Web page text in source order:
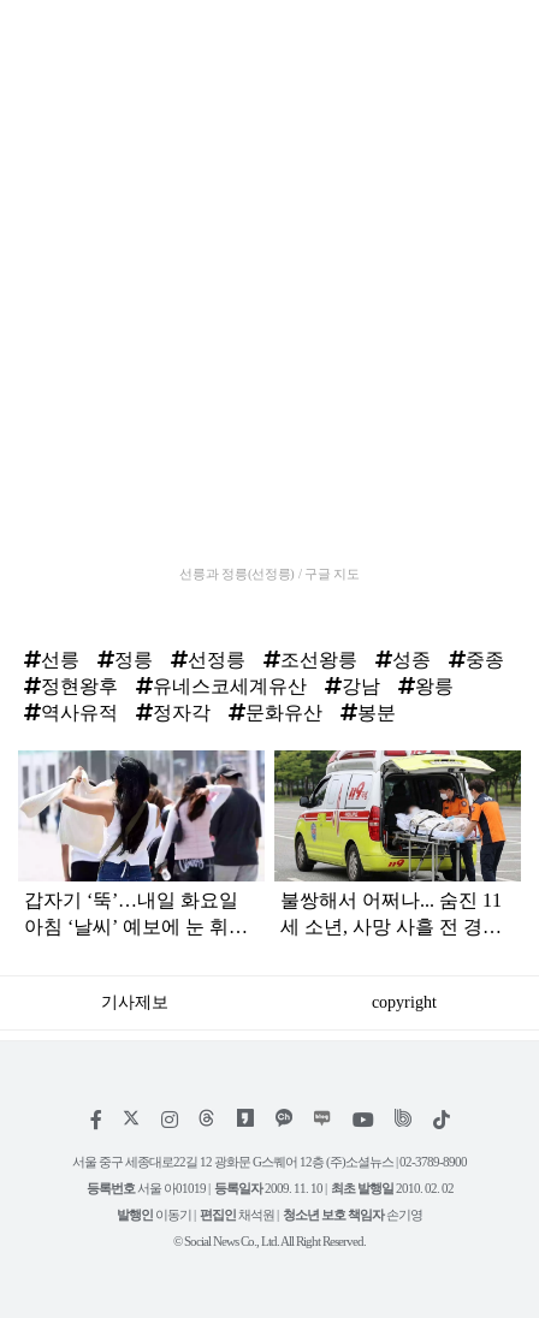
선릉과 정릉(선정릉) / 구글 지도
선릉 정릉 선정릉 조선왕릉 성종
중종
정현왕후
유네스코세계유산 강남
왕릉
역사유적
정자각 문화유산 봉분
탑
라
인
갑자기 ‘뚝’…내일 화요일
아침 ‘날씨’ 예보에 눈 휘둥
불쌍해서 어쩌나... 숨진 11
세 소년, 사망 사흘 전 경찰
기사제보 copyright
페
스
인
타
램
위
트
유
튜
틱
서울 중구 세종대로22길 12 광화문 G스퀘어 12층 (주)소셜뉴스 | 02-3789-8900
등록번호 서울 아01019 | 등록일자2009. 11. 10 | 최초 발행일2010. 02. 02
발행인 이동기 | 편집인채석원 | 청소년 보호 책임자손기영
© Social News Co., Ltd. All Right Reserved.